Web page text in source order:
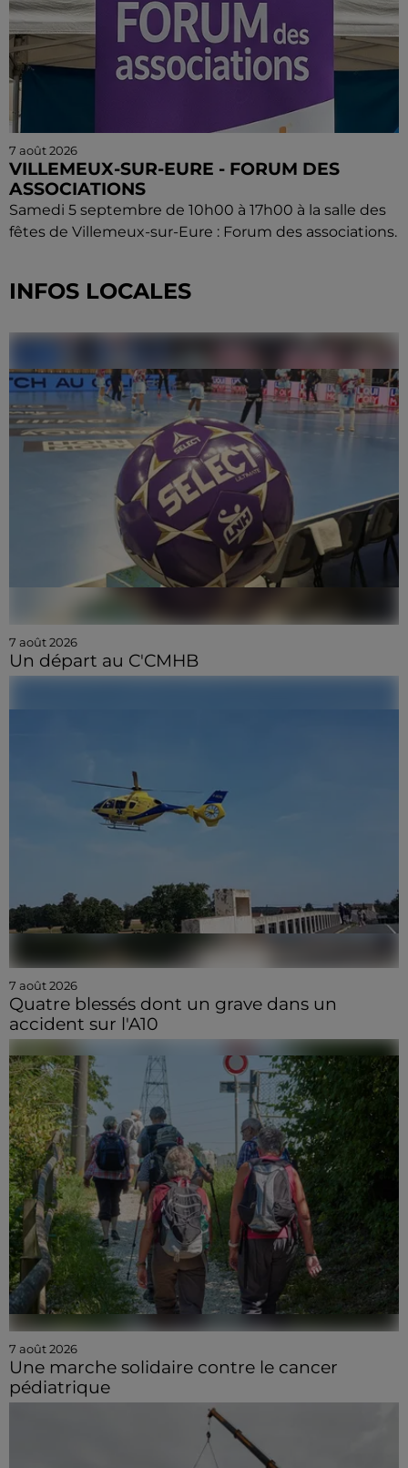
7 août 2026
VILLEMEUX-SUR-EURE - FORUM DES
ASSOCIATIONS
Samedi 5 septembre de 10h00 à 17h00 à la salle des
fêtes de Villemeux-sur-Eure : Forum des associations.
INFOS LOCALES
7 août 2026
Un départ au C'CMHB
7 août 2026
Quatre blessés dont un grave dans un
accident sur l'A10
7 août 2026
Une marche solidaire contre le cancer
pédiatrique